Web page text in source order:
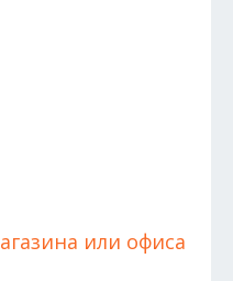
или офиса